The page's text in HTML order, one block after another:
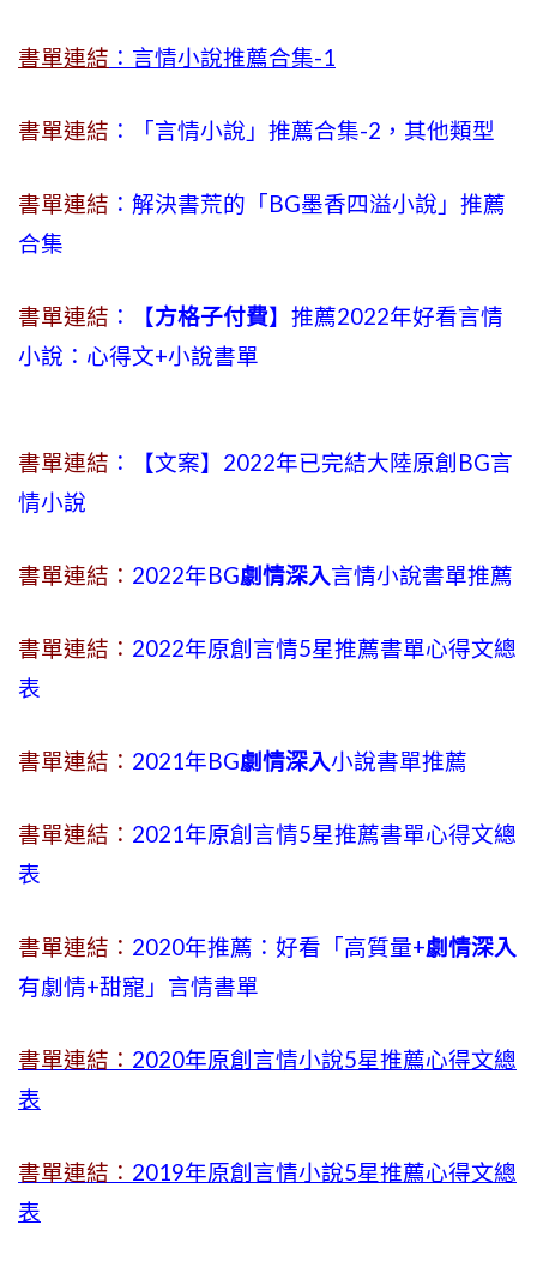
書單連結 ：言情小說推薦合集-1
書單連結 ：「言情小說」推薦合集-2，其他類型
書單連結 ：解決書荒的「BG墨香四溢小說」推薦
合集
書單連結 ：【方格子付費】推薦2022年好看言情
小說：心得文+小說書單
書單連結 ：【文案】2022年已完結大陸原創BG言
情小說
書單連結： 2022年BG劇情深入言情小說書單推薦
書單連結： 2022年原創言情5星推薦書單心得文總
表
書單連結： 2021年BG劇情深入小說書單推薦
書單連結： 2021年原創言情5星推薦書單心得文總
表
書單連結： 2020年推薦：好看「高質量+劇情深入
有劇情+甜寵」言情書單
書單連結： 2020年原創言情小說5星推薦心得文總
表
書單連結： 2019年原創言情小說5星推薦心得文總
表